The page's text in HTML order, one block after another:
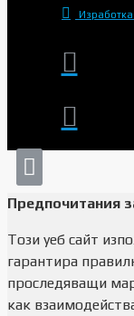
Предпочитания
Този уеб сайт
гарантира
проследяващи
как